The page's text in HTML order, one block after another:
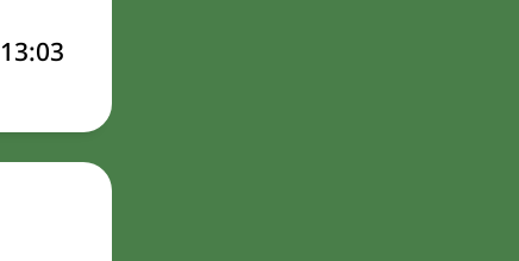
13:03